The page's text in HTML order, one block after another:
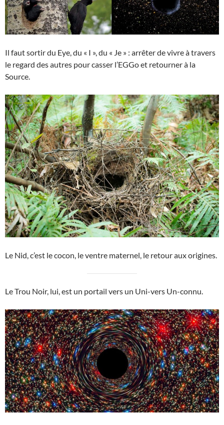
Il faut sortir du Eye, du « I », du « Je » : arrêter de vivre à travers
le regard des autres pour casser l’EGGo et retourner à la
Source.
Le Nid, c’est le cocon, le ventre maternel, le retour aux origines.
Le Trou Noir, lui, est un portail vers un Uni-vers Un-connu.